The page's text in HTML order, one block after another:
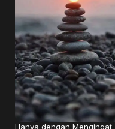
Hanya dengan Mengingat